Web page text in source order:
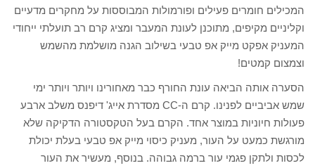
המכילים חומרים פעילים ופורמולות המבוססות על מחקרים מדעיים
וקליניים מקיפים, מתוכנן לעונת המעבר ומציג קרם רב תועלתי ייחודי
המעניק אפקט מייק אפ טבעי בשילוב הגנה מושלמת מהשמש
וצמצום קמטים!
הסערה אותה הביאה עונת החורף כבר מאחורינו ויותר ויותר ימי
שמש אביביים לפנינו. קרם ה-CC מסדרת אייג' דיפנס משלב ארבע
פעולות חיוניות במוצר אחד. הקרם בעל הטקסטורה הדקיקה שלא
מורגשת כמעט על העור, מעניק כיסוי מייק אפ טבעי בעלת יכולת
לכסות ולתקן פגמי עור ברמה גבוהה. בנוסף, מעשיר את העור